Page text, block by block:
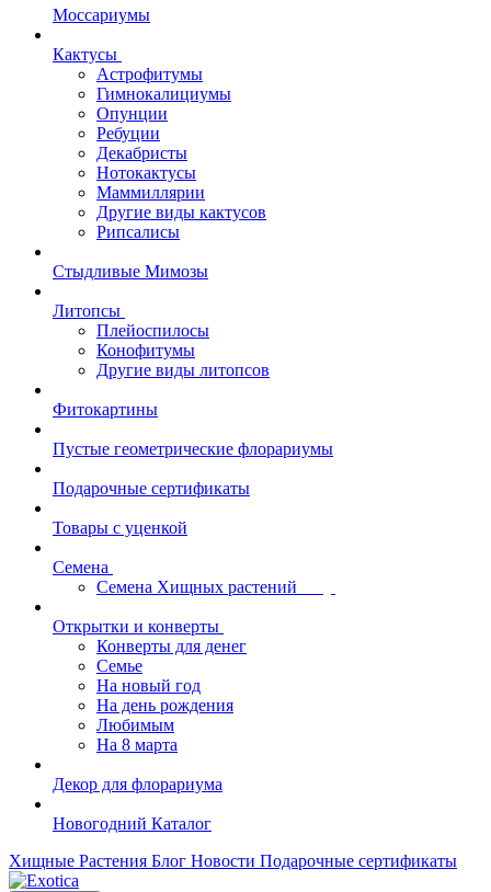
Моссариумы
Кактусы
Астрофитумы
Гимнокалициумы
Опунции
Ребуции
Декабристы
Нотокактусы
Маммиллярии
Другие виды кактусов
Рипсалисы
Стыдливые Мимозы
Литопсы
Плейоспилосы
Конофитумы
Другие виды литопсов
Фитокартины
Пустые геометрические флорариумы
Подарочные сертификаты
Товары с уценкой
Семена
Семена Хищных растений
Открытки и конверты
Конверты для денег
Семье
На новый год
На день рождения
Любимым
На 8 марта
Декор для флорариума
Новогодний Каталог
Хищные Растения Блог Новости Подарочные сертификаты